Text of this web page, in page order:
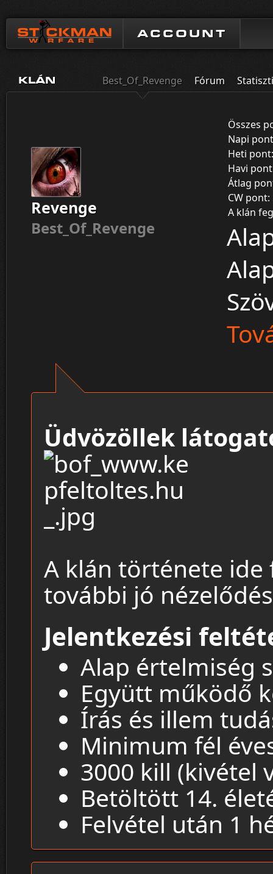
ACCOUNT
KLÁN Best_Of_Revenge Fórum
Revenge
Best_Of_Revenge
Összes
Napi
Heti
Havi
Átlag
CW pont:
A klán
Üdvözöllek
A klán története
további jó
Jelentkezési
Alap értelmiség
Együtt működő
Írás és illem
Minimum fél
3000 kill (kivétel
Betöltött 14.
Felvétel után 1